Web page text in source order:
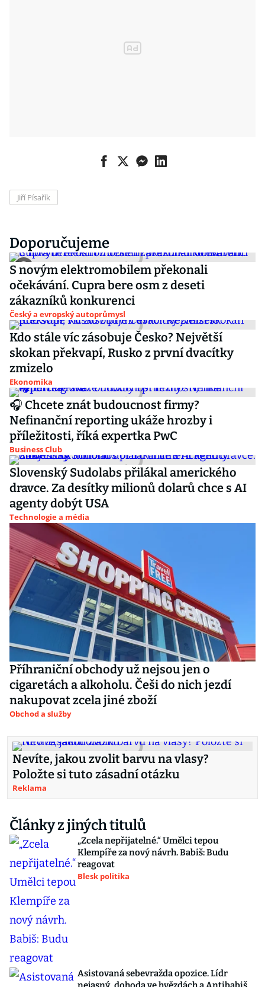
Jiří Písařík
Doporučujeme
S novým elektromobilem překonali
očekávání. Cupra bere osm z deseti
zákazníků konkurenci
Český a evropský autoprůmysl
Kdo stále víc zásobuje Česko? Největší
skokan překvapí, Rusko z první dvacítky
zmizelo
Ekonomika
🎧 Chcete znát budoucnost firmy?
Nefinanční reporting ukáže hrozby i
příležitosti, říká expertka PwC
Business Club
Slovenský Sudolabs přilákal amerického
dravce. Za desítky milionů dolarů chce s AI
agenty dobýt USA
Technologie a média
Příhraniční obchody už nejsou jen o
cigaretách a alkoholu. Češi do nich jezdí
nakupovat zcela jiné zboží
Obchod a služby
Nevíte, jakou zvolit barvu na vlasy?
Položte si tuto zásadní otázku
Reklama
Články z jiných titulů
„Zcela nepřijatelné.“ Umělci tepou
Klempíře za nový návrh. Babiš: Budu
reagovat
Blesk politika
Asistovaná sebevražda opozice. Lídr